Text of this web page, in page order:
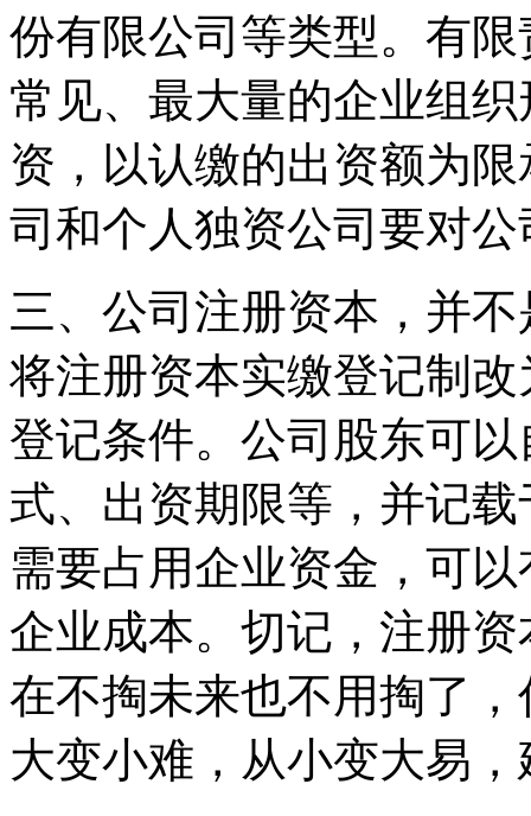
份有限公司等类型。有
常见、最大量的企业组
资，以认缴的出资额为
司和个人独资公司要对
三、公司注册资本，并
将注册资本实缴登记制
登记条件。公司股东可
式、出资期限等，并记
需要占用企业资金，可
企业成本。切记，注册
在不掏未来也不用掏了
大变小难，从小变大易